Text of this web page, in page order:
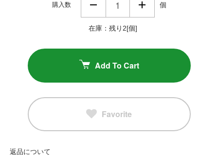
購入数 個
在庫：残り2[個]
Add To Cart
Favorite
返品について